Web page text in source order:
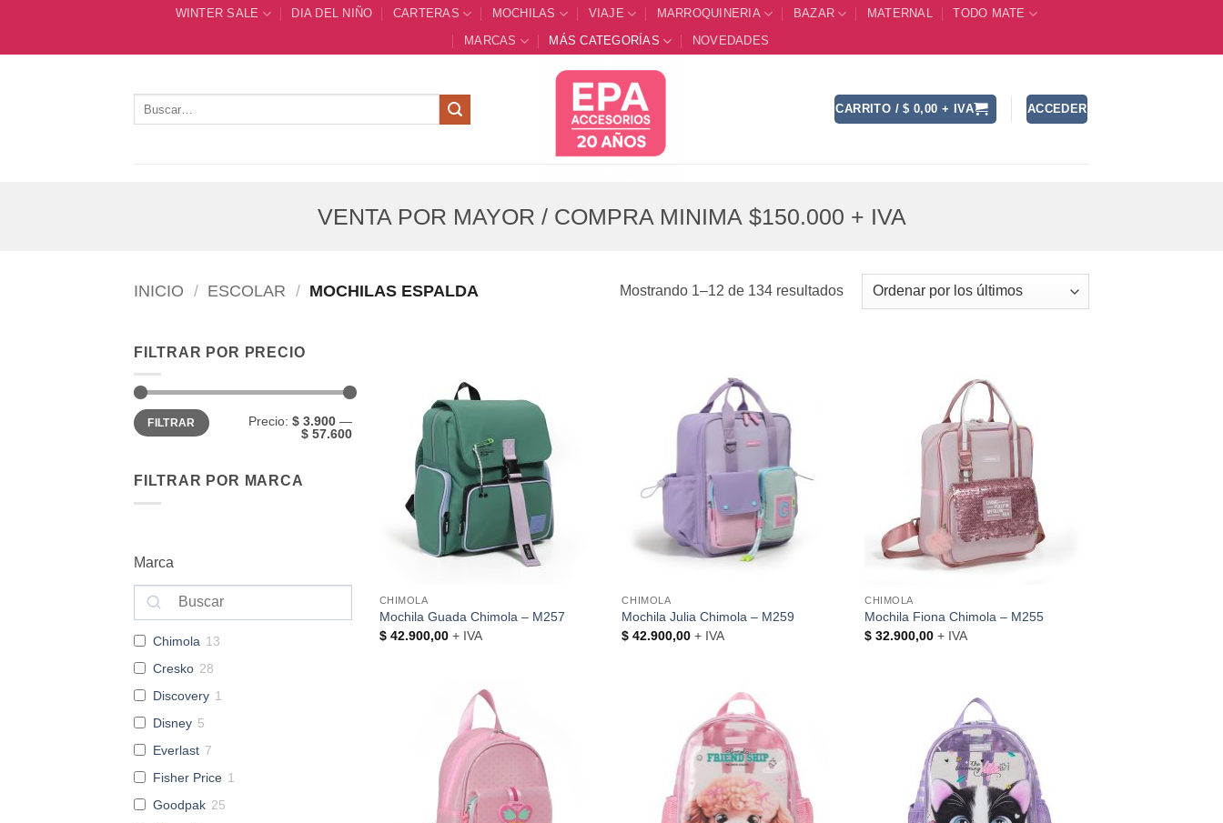
contenido
WINTER SALE DIA DEL NIÑO CARTERAS MOCHILAS VIAJE MARROQUINERIA BAZAR MATERNAL
TODO MATE
MARCAS
MÁS CATEGORÍAS NOVEDADES
CARRITO /$ 0,00 + IVA ACCEDER
VENTA POR MAYOR / COMPRA MINIMA $150.000 + IVA
INICIO / ESCOLAR / MOCHILAS ESPALDA Mostrando 1–12 de 134 resultadosOrdenado
por
FILTRAR POR PRECIO
Precio
mínimo
Precio
máximo
FILTRAR Precio: $ 3.900 —
$ 57.600
FILTRAR POR MARCA
Marca
Chimola 13
Cresko 28
Discovery 1
Disney 5
Everlast 7
Fisher Price 1
Goodpak 25
CHIMOLA
Mochila Guada Chimola – M257
$42.900,00+ IVA
CHIMOLA
Mochila Julia Chimola – M259
$ 42.900,00 + IVA
CHIMOLA
Mochila Fiona Chimola – M255
$ 32.900,00 + IVA